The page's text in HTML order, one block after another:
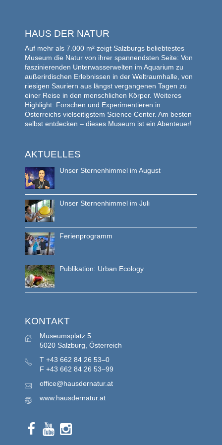
HAUS DER NATUR
Auf mehr als 7.000 m² zeigt Salzburgs beliebtestes
Museum die Natur von ihrer spannendsten Seite: Von
faszinierenden Unterwasserwelten im Aquarium zu
außerirdischen Erlebnissen in der Weltraumhalle, von
riesigen Sauriern aus längst vergangenen Tagen zu
einer Reise in den menschlichen Körper. Weiteres
Highlight: Forschen und Experimentieren in
Österreichs vielseitigstem Science Center. Am besten
selbst entdecken – dieses Museum ist ein Abenteuer!
AKTUELLES
Unser Sternenhimmel im August
Unser Sternenhimmel im Juli
Ferienprogramm
Publikation: Urban Ecology
KONTAKT
Museumsplatz 5
5020 Salzburg, Österreich
T +43 662 84 26 53–0
F +43 662 84 26 53–99
office@hausdernatur.at
www.hausdernatur.at